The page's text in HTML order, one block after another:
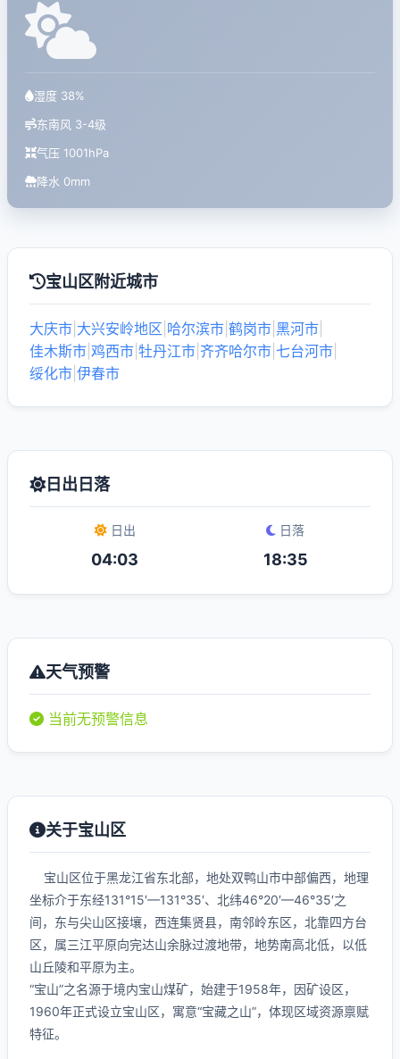
湿度 38%
东南风 3-4级
气压 1001hPa
降水 0mm
宝山区附近城市
大庆市 大兴安岭地区 哈尔滨市 鹤岗市 黑河市
佳木斯市 鸡西市 牡丹江市 齐齐哈尔市 七台河市
绥化市 伊春市
日出日落
日出
04:03
日落
18:35
天气预警
当前无预警信息
关于宝山区
宝山区位于黑龙江省东北部，地处双鸭山市中部偏西，地理
坐标介于东经131°15′—131°35′、北纬46°20′—46°35′之
间，东与尖山区接壤，西连集贤县，南邻岭东区，北靠四方台
区，属三江平原向完达山余脉过渡地带，地势南高北低，以低
山丘陵和平原为主。
“宝山”之名源于境内宝山煤矿，始建于1958年，因矿设区，
1960年正式设立宝山区，寓意“宝藏之山”，体现区域资源禀赋
特征。